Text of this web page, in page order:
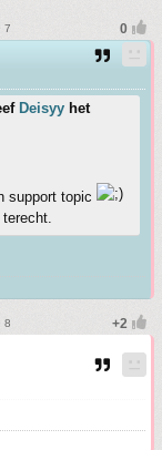
7
Deisyy het
support topic
8